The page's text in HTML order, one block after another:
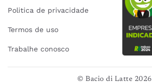
Politica de privacidade
Termos de uso
Trabalhe conosco
© Bacio di Latte 2026